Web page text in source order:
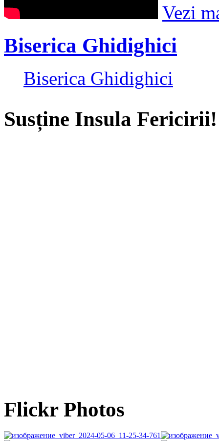
Vezi
Biserica Ghidighici
Biserica Ghidighici
Susține Insula Fericirii!
Flickr Photos